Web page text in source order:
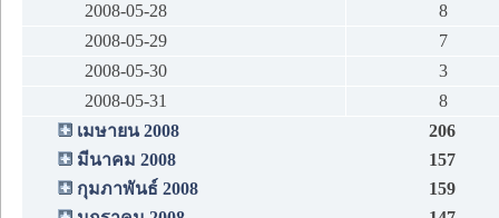
2008-05-28
8
2008-05-29
7
2008-05-30
3
2008-05-31
8
เมษายน 2008
206
มีนาคม 2008
157
กุมภาพันธ์ 2008
159